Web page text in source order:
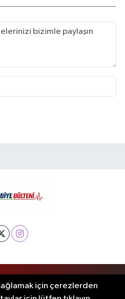
© 2025. Her hakkı saklıdır.
için çerezlerden